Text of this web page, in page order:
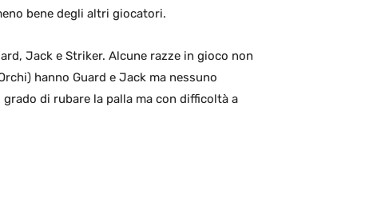
bene degli altri giocatori.
Jack e Striker. Alcune razze in gioco non
hanno Guard e Jack ma nessuno
di rubare la palla ma con difficoltà a